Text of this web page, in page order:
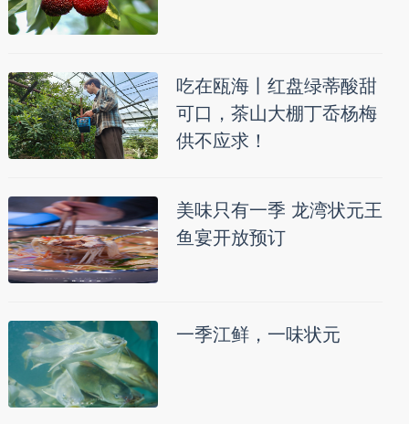
吃在瓯海丨红盘绿蒂酸甜
可口，茶山大棚丁岙杨梅
供不应求！
美味只有一季 龙湾状元王
鱼宴开放预订
一季江鲜，一味状元